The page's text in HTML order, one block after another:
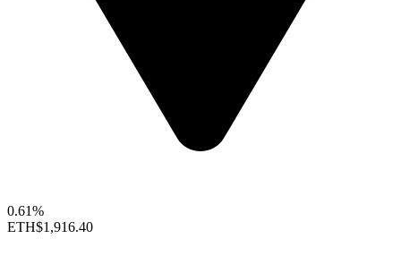
0.61%
ETH$1,916.40